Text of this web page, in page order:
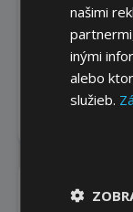
našimi
inými
alebo
služieb.